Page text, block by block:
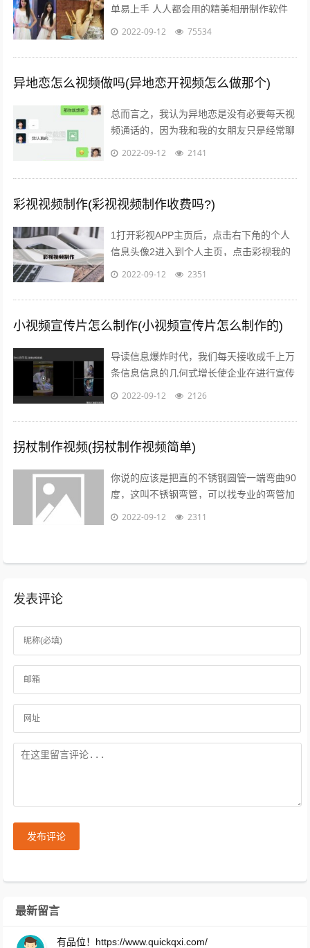
单易上手 人人都会用的精美相册制作软件
点击 添加相片 按钮，悉数导入相片，加上
2022-09-12 75534
异地恋怎么视频做吗(异地恋开视频怎么做那个)
总而言之，我认为异地恋是没有必要每天视
频通话的，因为我和我的女朋友只是经常聊
天，但并不会视频通话，而且如果我们相互
2022-09-12 2141
彩视视频制作(彩视视频制作收费吗?)
1打开彩视APP主页后，点击右下角的个人
信息头像2进入到个人主页，点击彩视我的
作品一项，选择一个视频，点击进去3接着
2022-09-12 2351
小视频宣传片怎么制作(小视频宣传片怎么制作的)
导读信息爆炸时代，我们每天接收成千上万
条信息信息的几何式增长使企业在进行宣传
推广时不得不绞尽脑汁推陈出新，吸引消费
2022-09-12 2126
拐杖制作视频(拐杖制作视频简单)
你说的应该是把直的不锈钢圆管一端弯曲90
度，这叫不锈钢弯管，可以找专业的弯管加
工厂做，佳麒。...
2022-09-12 2311
发表评论
发布评论
最新留言
有品位！https://www.quickqxi.com/